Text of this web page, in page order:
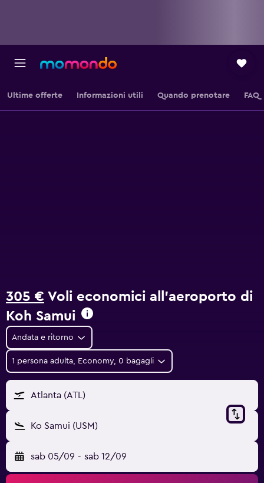
Ultime offerte Informazioni utili Quando prenotare FAQ
305 € Voli economici all'aeroporto di
Koh Samui
Andata e ritorno
1 persona adulta, Economy, 0 bagagli
Atlanta (ATL)
Ko Samui (USM)
sab 05/09 - sab 12/09